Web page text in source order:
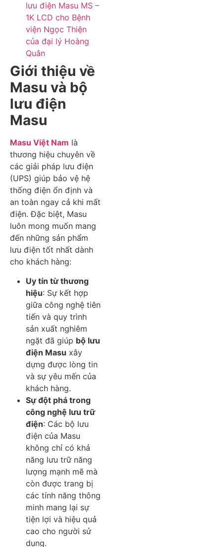
lưu điện Masu MS –
1K LCD cho Bệnh
viện Ngọc Thiện
của đại lý Hoàng
Quân
Giới thiệu về
Masu và bộ
lưu điện
Masu
Masu Việt Nam là
thương hiệu chuyên về
các giải pháp lưu điện
(UPS) giúp bảo vệ hệ
thống điện ổn định và
an toàn ngay cả khi mất
điện. Đặc biệt, Masu
luôn mong muốn mang
đến những sản phẩm
lưu điện tốt nhất dành
cho khách hàng:
Uy tín từ thương
hiệu: Sự kết hợp
giữa công nghệ tiên
tiến và quy trình
sản xuất nghiêm
ngặt đã giúp bộ lưu
điện Masu xây
dựng được lòng tin
và sự yêu mến của
khách hàng.
Sự đột phá trong
công nghệ lưu trữ
điện: Các bộ lưu
điện của Masu
không chỉ có khả
năng lưu trữ năng
lượng mạnh mẽ mà
còn được trang bị
các tính năng thông
minh mang lại sự
tiện lợi và hiệu quả
cao cho người sử
dụng.